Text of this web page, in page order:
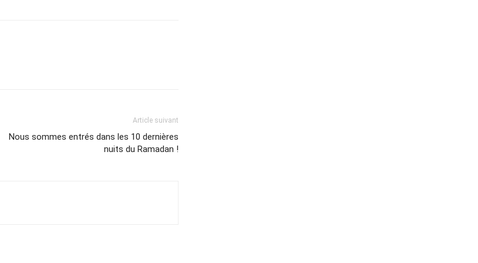
Article suivant
Nous sommes entrés dans les 10 dernières
nuits du Ramadan !